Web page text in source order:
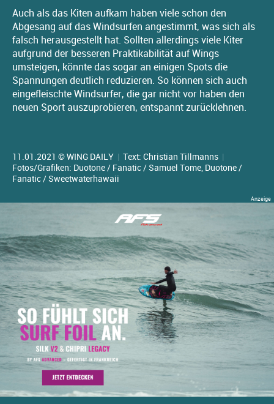
Auch als das Kiten aufkam haben viele schon den
Abgesang auf das Windsurfen angestimmt, was sich als
falsch herausgestellt hat. Sollten allerdings viele Kiter
aufgrund der besseren Praktikabilität auf Wings
umsteigen, könnte das sogar an einigen Spots die
Spannungen deutlich reduzieren. So können sich auch
eingefleischte Windsurfer, die gar nicht vor haben den
neuen Sport auszuprobieren, entspannt zurücklehnen.
11.01.2021 © WING DAILY | Text: Christian Tillmanns |
Fotos/Grafiken: Duotone / Fanatic / Samuel Tome, Duotone /
Fanatic / Sweetwaterhawaii